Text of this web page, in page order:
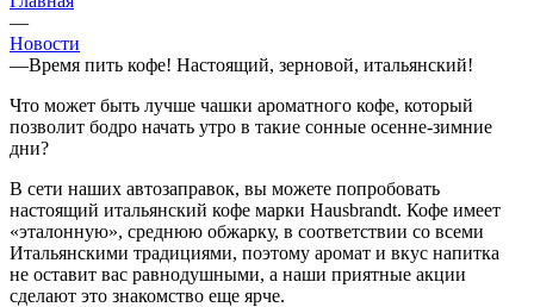
—
Новости
—Время пить кофе! Настоящий, зерновой, итальянский!
Что может быть лучше чашки ароматного кофе, который
позволит бодро начать утро в такие сонные осенне-зимние
дни?
В сети наших автозаправок, вы можете попробовать
настоящий итальянский кофе марки Hausbrandt. Кофе имеет
«эталонную», среднюю обжарку, в соответствии со всеми
Итальянскими традициями, поэтому аромат и вкус напитка
не оставит вас равнодушными, а наши приятные акции
сделают это знакомство еще ярче.